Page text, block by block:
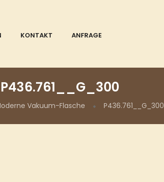
KONTAKT ANFRAGE
P436.761__G_300
Vakuum-Flasche P436.761__G_300